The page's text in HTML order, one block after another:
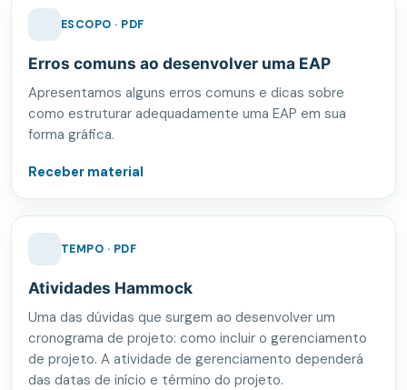
ESCOPO · PDF
Erros comuns ao desenvolver uma EAP
Apresentamos alguns erros comuns e dicas sobre
como estruturar adequadamente uma EAP em sua
forma gráfica.
Receber material
TEMPO · PDF
Atividades Hammock
Uma das dúvidas que surgem ao desenvolver um
cronograma de projeto: como incluir o gerenciamento
de projeto. A atividade de gerenciamento dependerá
das datas de início e término do projeto.